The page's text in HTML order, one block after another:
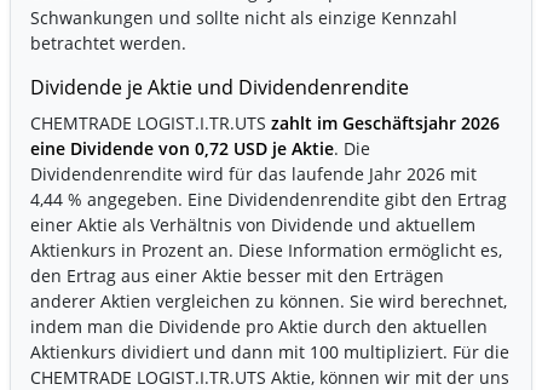
Schwankungen und sollte nicht als einzige Kennzahl
betrachtet werden.
Dividende je Aktie und Dividendenrendite
CHEMTRADE LOGIST.I.TR.UTS zahlt im Geschäftsjahr 2026
eine Dividende von 0,72 USD je Aktie. Die
Dividendenrendite wird für das laufende Jahr 2026 mit
4,44 % angegeben. Eine Dividendenrendite gibt den Ertrag
einer Aktie als Verhältnis von Dividende und aktuellem
Aktienkurs in Prozent an. Diese Information ermöglicht es,
den Ertrag aus einer Aktie besser mit den Erträgen
anderer Aktien vergleichen zu können. Sie wird berechnet,
indem man die Dividende pro Aktie durch den aktuellen
Aktienkurs dividiert und dann mit 100 multipliziert. Für die
CHEMTRADE LOGIST.I.TR.UTS Aktie, können wir mit der uns